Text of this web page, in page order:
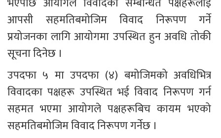
आपसी सहमतिबमोजिम विवाद निरूपण गर्ने
प्रयोजनका लागि आयोगमा उपस्थित हुन अवधि तोकी
सूचना दिनेछ ।
उपदफा ५ मा उपदफा (४) बमोजिमको अवधिभित्र
विवादका पक्षहरू उपस्थित भई विवाद निरूपण गर्न
सहमत भएमा आयोगले पक्षहरूबिच कायम भएको
सहमतिबमोजिम विवाद निरूपण गर्नेछ ।